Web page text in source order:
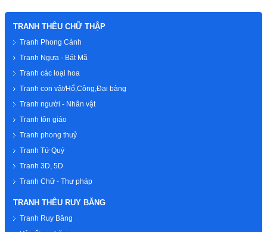
TRANH THÊU CHỮ THẬP
Tranh Phong Cảnh
Tranh Ngựa - Bát Mã
Tranh các loại hoa
Tranh con vật/Hổ,Công,Đại bàng
Tranh người - Nhân vật
Tranh tôn giáo
Tranh phong thuỷ
Tranh Tứ Quý
Tranh 3D, 5D
Tranh Chữ - Thư pháp
TRANH THÊU RUY BĂNG
Tranh Ruy Băng